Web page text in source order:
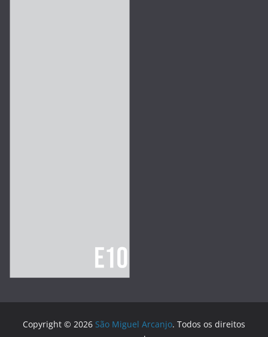
Copyright © 2026 São Miguel Arcanjo. Todos os direitos